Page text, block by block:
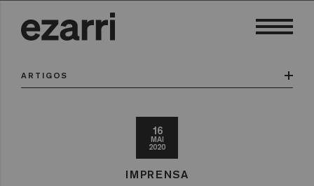
ARTIGOS
16
MAI
2020
IMPRENSA